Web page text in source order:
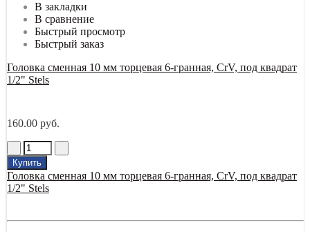
В закладки
В сравнение
Быстрый просмотр
Быстрый заказ
Головка сменная 10 мм торцевая 6-гранная, CrV, под квадрат
1/2" Stels
160.00 руб.
Купить
Головка сменная 10 мм торцевая 6-гранная, CrV, под квадрат
1/2" Stels